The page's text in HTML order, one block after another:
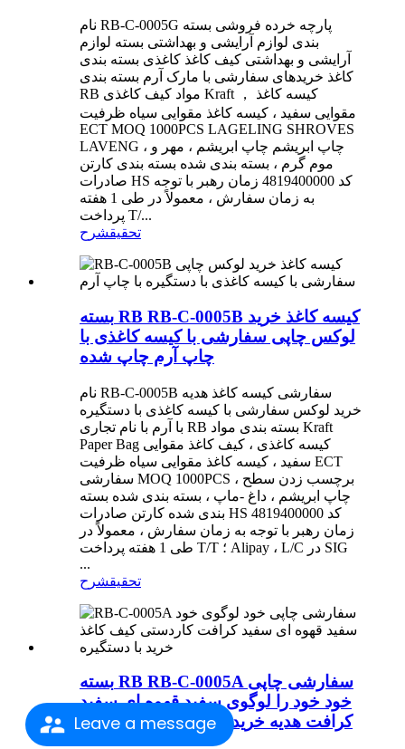
Leave a message
نام RB-C-0005G پارچه خرده فروشی بسته
بندی لوازم آرایشی و بهداشتی بسته لوازم
آرایشی و بهداشتی کیف کاغذ کاغذی بسته بندی
کاغذ خریدهای سفارشی با مارک آرم بسته بندی
RB مواد کیف کاغذی Kraft ， کیسه کاغذ
مقوایی سفید ، کیسه کاغذ مقوایی سیاه ظرفیت
ECT MOQ 1000PCS LAGELING SHROVES
LAVENG ، چاپ ابریشم چاپ ابریشم ، مهر و
موم گرم ، بسته بندی شده بسته بندی کارتن
صادرات HS کد 4819400000 زمان رهبر با توجه
به زمان سفارش ، معمولاً در طی 1 هفته
پرداخت T/...
تحقیقشرح
بسته RB RB-C-0005B کیسه کاغذ خرید
لوکس چاپی سفارشی با کیسه کاغذی با
چاپ آرم چاپ شده
نام RB-C-0005B سفارشی کیسه کاغذ هدیه
خرید لوکس سفارشی با کیسه کاغذی با دستگیره
با آرم با نام تجاری RB بسته بندی مواد Kraft
Paper Bag کیسه کاغذی ، کیف کاغذ مقوایی
سفید ، کیسه کاغذ مقوایی سیاه ظرفیت ECT
سفارشی MOQ 1000PCS برچسب زدن سطح ،
چاپ ابریشم ، داغ -ماپ ، بسته بندی شده بسته
بندی شده کارتن صادرات HS کد 4819400000
زمان رهبر با توجه به زمان سفارش ، معمولاً در
طی 1 هفته پرداخت T/T ؛ Alipay ، L/C در SIG
...
تحقیقشرح
بسته RB RB-C-0005A سفارشی چاپی
خود خود را لوگوی سفید قهوه ای سفید
کرافت هدیه خرید کیف کاغذ با دستگیره